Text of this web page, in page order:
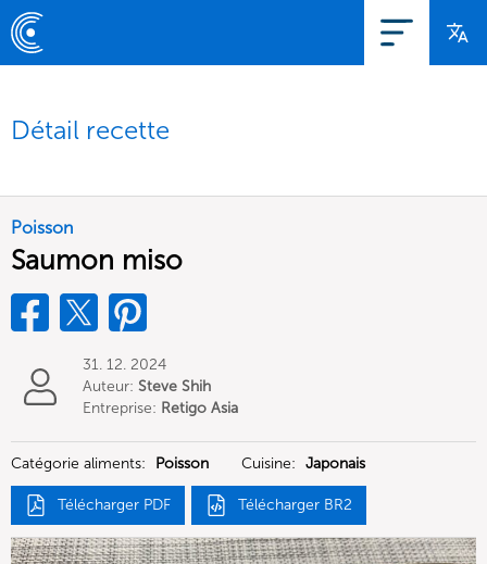
Détail recette
Poisson
Saumon miso
31. 12. 2024
Auteur: Steve Shih
Entreprise: Retigo Asia
Catégorie aliments:
Poisson Cuisine: Japonais
Télécharger PDF Télécharger BR2